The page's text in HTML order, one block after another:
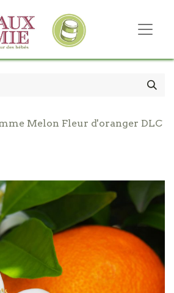
Melon Fleur d'oranger DLC